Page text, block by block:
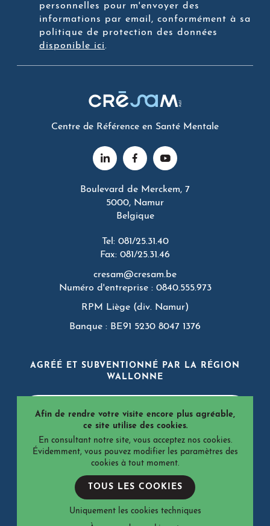
personnelles pour m'envoyer des
informations par email, conformément à sa
politique de protection des données
disponible ici.
Centre de Référence en Santé Mentale
Boulevard de Merckem, 7
5000, Namur
Belgique
Tel: 081/25.31.40
Fax: 081/25.31.46
cresam@cresam.be
Numéro d'entreprise : 0840.555.973
RPM Liège (div. Namur)
Banque : BE91 5230 8047 1376
AGRÉÉ ET SUBVENTIONNÉ PAR LA RÉGION
WALLONNE
Termes et conditions
Politique de confidentialité
Gestion des cookies
Accessibilité
Afin de rendre votre visite encore plus agréable,
ce site utilise des cookies.
En consultant notre site, vous acceptez nos cookies.
Évidemment, vous pouvez modifier les paramètres des
cookies à tout moment.
TOUS LES COOKIES
Uniquement les cookies techniques